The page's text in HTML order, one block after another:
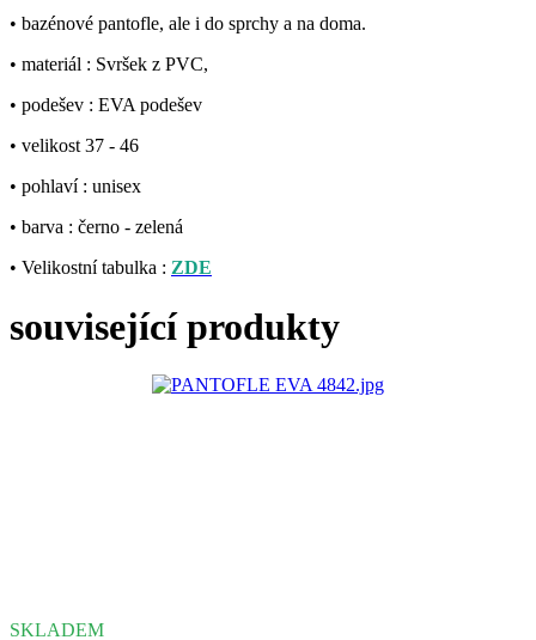
• bazénové pantofle, ale i do sprchy a na doma.
• materiál : Svršek z PVC,
• podešev : EVA podešev
• velikost 37 - 46
• pohlaví : unisex
• barva : černo - zelená
• Velikostní tabulka : ZDE
související produkty
SKLADEM